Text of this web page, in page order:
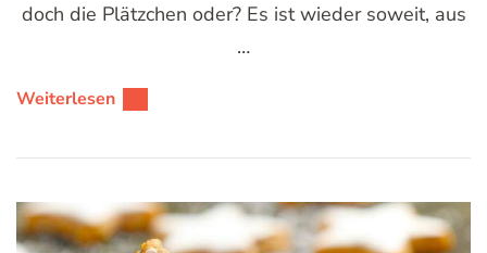
doch die Plätzchen oder? Es ist wieder soweit, aus
…
Weiterlesen